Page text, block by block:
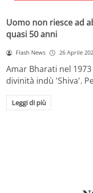
Uomo non riesce ad
quasi 50 anni
Flash News 26 Aprile
Amar Bharati nel
divinità indù 'Shiva'.
Leggi di più